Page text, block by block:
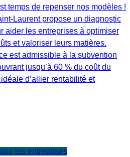
temps de repenser nos modèles !
Laurent propose un diagnostic
aider les entreprises à optimiser
et valoriser leurs matières.
est admissible à la subvention
jusqu’à 60 % du coût du
d’allier rentabilité et
les entreprises